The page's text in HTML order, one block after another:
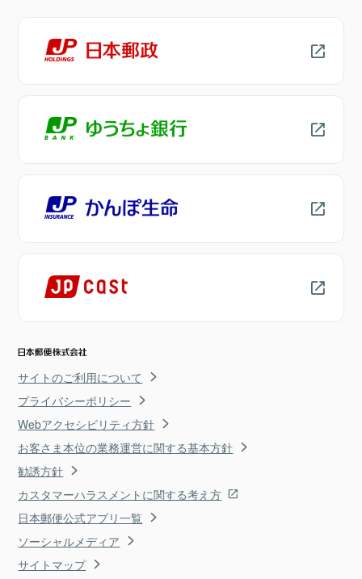
サイトのご利用について
プライバシーポリシー
Webアクセシビリティ方針
お客さま本位の業務運営に関する基本方針
勧誘方針
カスタマーハラスメントに関する考え方
日本郵便公式アプリ一覧
ソーシャルメディア
サイトマップ